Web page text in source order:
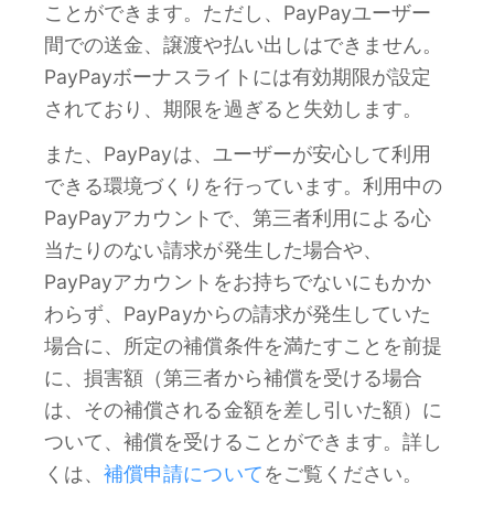
ことができます。ただし、PayPayユーザー
間での送金、譲渡や払い出しはできません。
PayPayボーナスライトには有効期限が設定
されており、期限を過ぎると失効します。
また、PayPayは、ユーザーが安心して利用
できる環境づくりを行っています。利用中の
PayPayアカウントで、第三者利用による心
当たりのない請求が発生した場合や、
PayPayアカウントをお持ちでないにもかか
わらず、PayPayからの請求が発生していた
場合に、所定の補償条件を満たすことを前提
に、損害額（第三者から補償を受ける場合
は、その補償される金額を差し引いた額）に
ついて、補償を受けることができます。詳し
くは、補償申請についてをご覧ください。